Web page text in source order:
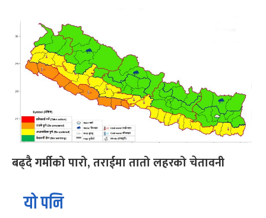
बढ्दै गर्मीको पारो, तराईमा तातो लहरको चेतावनी
यो पनि